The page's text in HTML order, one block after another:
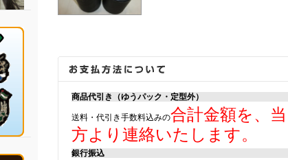
商品代引き（ゆうパック・定型外）
送料・代引き手数料込みの合計金額を、当
方より連絡いたします。
銀行振込